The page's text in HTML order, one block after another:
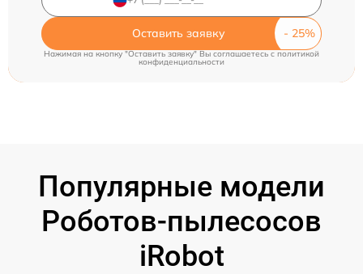
Оставить заявку
Нажимая на кнопку "Оставить заявку" Вы соглашаетесь cполитикой
конфиденциальности
Популярные модели
Роботов-пылесосов
iRobot